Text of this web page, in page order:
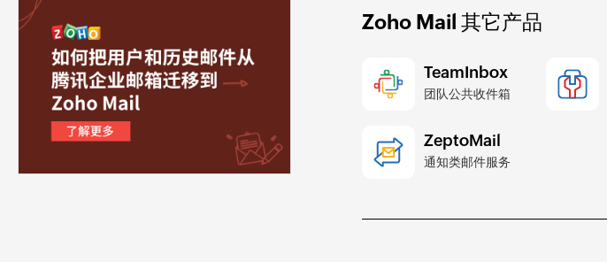
Zoho Mail 其它产品
TeamInbox
团队公共收件箱
ZeptoMail
通知类邮件服务